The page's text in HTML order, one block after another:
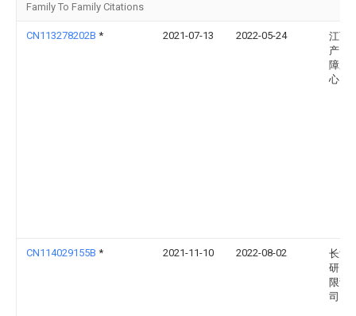
Family To Family Citations
CN113278202B * 2021-07-13 2022-05-24
江西
产资
障服
心
CN114029155B * 2021-11-10 2022-08-02
长沙
研究
限责
司